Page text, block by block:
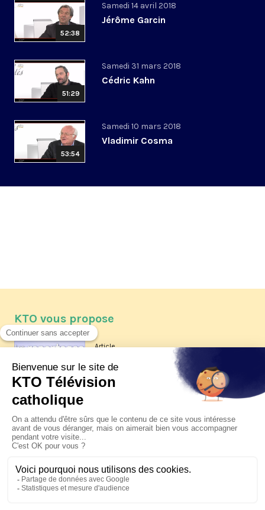
52:38
Samedi 14 avril 2018
Jérôme Garcin
51:29
Samedi 31 mars 2018
Cédric Kahn
53:54
Samedi 10 mars 2018
Vladimir Cosma
KTO vous propose
Article
Les reportages d'été 2026 de KTO
La visite pastorale du pape Léon
XIV à Assise à suivre sur KTO le
jeudi 6 août
Le pape en Uruguay, Argentine et
Pérou du 6 au 17 novembre 2026